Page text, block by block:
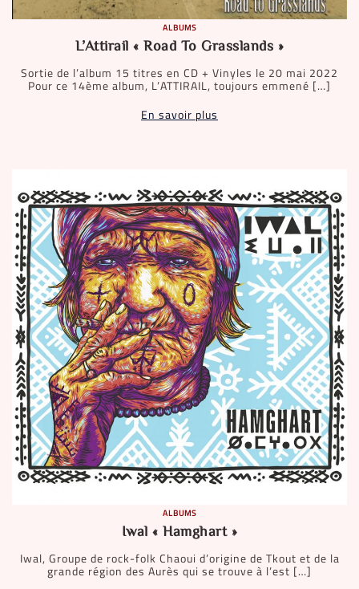
ALBUMS
L’Attirail « Road To Grasslands »
Sortie de l’album 15 titres en CD + Vinyles le 20 mai 2022
Pour ce 14ème album, L’ATTIRAIL, toujours emmené […]
En savoir plus
ALBUMS
Iwal « Hamghart »
Iwal, Groupe de rock-folk Chaoui d’origine de Tkout et de la
grande région des Aurès qui se trouve à l’est […]